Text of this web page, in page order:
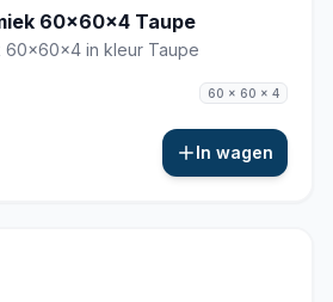
60x60x4 Taupe
60x60x4 in kleur Taupe
60 x 60 x 4
In wagen